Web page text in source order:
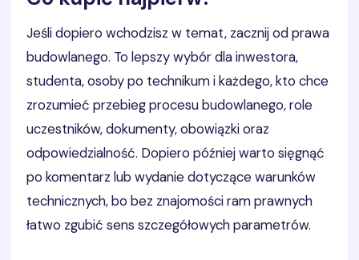
Jeśli dopiero wchodzisz w temat, zacznij od prawa
budowlanego. To lepszy wybór dla inwestora,
studenta, osoby po technikum i każdego, kto chce
zrozumieć przebieg procesu budowlanego, role
uczestników, dokumenty, obowiązki oraz
odpowiedzialność. Dopiero później warto sięgnąć
po komentarz lub wydanie dotyczące warunków
technicznych, bo bez znajomości ram prawnych
łatwo zgubić sens szczegółowych parametrów.